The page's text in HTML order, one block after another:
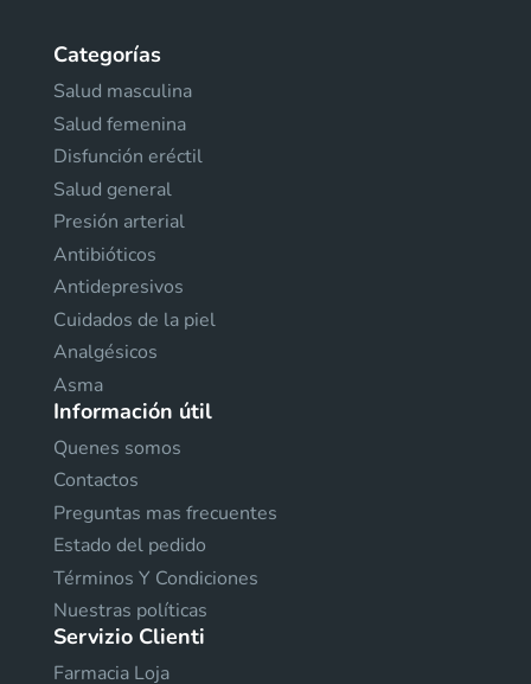
Categorías
Salud masculina
Salud femenina
Disfunción eréctil
Salud general
Presión arterial
Antibióticos
Antidepresivos
Cuidados de la piel
Analgésicos
Asma
Información útil
Quenes somos
Contactos
Preguntas mas frecuentes
Estado del pedido
Términos Y Condiciones
Nuestras políticas
Servizio Clienti
Farmacia Loja